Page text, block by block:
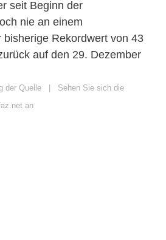
seit Beginn der
nie an einem
bisherige Rekordwert von 43
auf den 29. Dezember
der Quelle | Sehen Sie sich die
an